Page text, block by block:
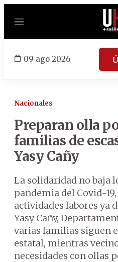
Menú
09 ago 2026
Nacionales
Preparan olla
familias de
Yasy Cañy
La solidaridad no baja
pandemia del Covid-
actividades labores ya
Yasy Cañy,
varias familias siguen
estatal, mientras
necesidades con ollas